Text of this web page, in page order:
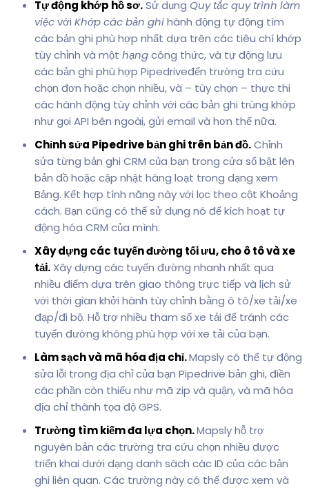
Tự động khớp hồ sơ.Sử dụng Quy tắc quy trình làm
việcvới Khớp các bản ghihành động tự động tìm
các bản ghi phù hợp nhất dựa trên các tiêu chí khớp
tùy chỉnh và một hạngcông thức, và tự động lưu
các bản ghi phù hợp Pipedriveđến trường tra cứu
chọn đơn hoặc chọn nhiều, và – tùy chọn – thực thi
các hành động tùy chỉnh với các bản ghi trùng khớp
như gọi API bên ngoài, gửi email và hơn thế nữa.
Chỉnh sửa Pipedrive bản ghi trên bản đồ.Chỉnh
sửa từng bản ghi CRM của bạn trong cửa sổ bật lên
bản đồ hoặc cập nhật hàng loạt trong dạng xem
Bảng. Kết hợp tính năng này với lọc theo cột Khoảng
cách. Bạn cũng có thể sử dụng nó để kích hoạt tự
động hóa CRM của mình.
Xây dựng các tuyến đường tối ưu, cho ô tô và xe
tải. Xây dựng các tuyến đường nhanh nhất qua
nhiều điểm dựa trên giao thông trực tiếp và lịch sử
với thời gian khởi hành tùy chỉnh bằng ô tô/xe tải/xe
đạp/đi bộ. Hỗ trợ nhiều tham số xe tải để tránh các
tuyến đường không phù hợp với xe tải của bạn.
Làm sạch và mã hóa địa chỉ.Mapsly có thể tự động
sửa lỗi trong địa chỉ của bạn Pipedrive bản ghi, điền
các phần còn thiếu như mã zip và quận, và mã hóa
địa chỉ thành tọa độ GPS.
Trường tìm kiếm đa lựa chọn.Mapsly hỗ trợ
nguyên bản các trường tra cứu chọn nhiều được
triển khai dưới dạng danh sách các ID của các bản
ghi liên quan. Các trường này có thể được xem và